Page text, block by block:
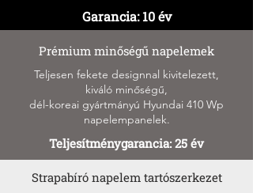
Garancia: 10 év
Prémium minőségű napelemek
Teljesen fekete designnal kivitelezett,
kiváló minőségű,
dél-koreai gyártmányú Hyundai 410 Wp
napelempanelek.
Teljesítménygarancia: 25 év
Strapabíró napelem tartószerkezet